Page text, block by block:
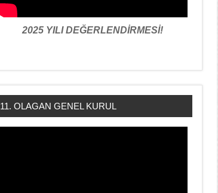
2025 YILI DEĞERLENDİRMESİ!
11. OLAGAN GENEL KURUL